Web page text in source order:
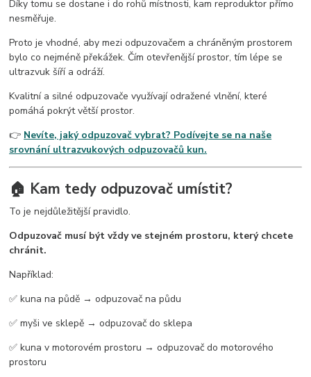
Díky tomu se dostane i do rohů místnosti, kam reproduktor přímo
nesměřuje.
Proto je vhodné, aby mezi odpuzovačem a chráněným prostorem
bylo co nejméně překážek. Čím otevřenější prostor, tím lépe se
ultrazvuk šíří a odráží.
Kvalitní a silné odpuzovače využívají odražené vlnění, které
pomáhá pokrýt větší prostor.
👉 Nevíte, jaký odpuzovač vybrat? Podívejte se na naše
srovnání ultrazvukových odpuzovačů kun.
🏠 Kam tedy odpuzovač umístit?
To je nejdůležitější pravidlo.
Odpuzovač musí být vždy ve stejném prostoru, který chcete
chránit.
Například:
✅ kuna na půdě → odpuzovač na půdu
✅ myši ve sklepě → odpuzovač do sklepa
✅ kuna v motorovém prostoru → odpuzovač do motorového
prostoru